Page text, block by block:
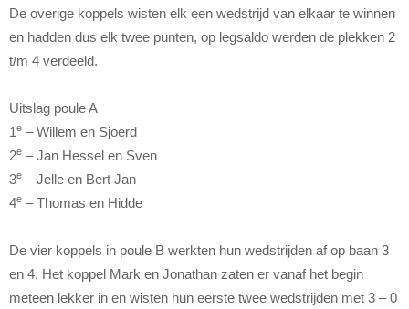
De overige koppels wisten elk een wedstrijd van elkaar te winnen
en hadden dus elk twee punten, op legsaldo werden de plekken 2
t/m 4 verdeeld.
Uitslag poule A
1e – Willem en Sjoerd
2e – Jan Hessel en Sven
3e – Jelle en Bert Jan
4e – Thomas en Hidde
De vier koppels in poule B werkten hun wedstrijden af op baan 3
en 4. Het koppel Mark en Jonathan zaten er vanaf het begin
meteen lekker in en wisten hun eerste twee wedstrijden met 3 – 0